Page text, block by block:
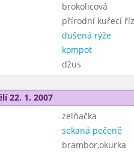
brokolicová
přírodní kuřecí
dušená rýže
kompot
džus
22. 1. 2007
zelňačka
sekaná pečeně
brambor,okurka